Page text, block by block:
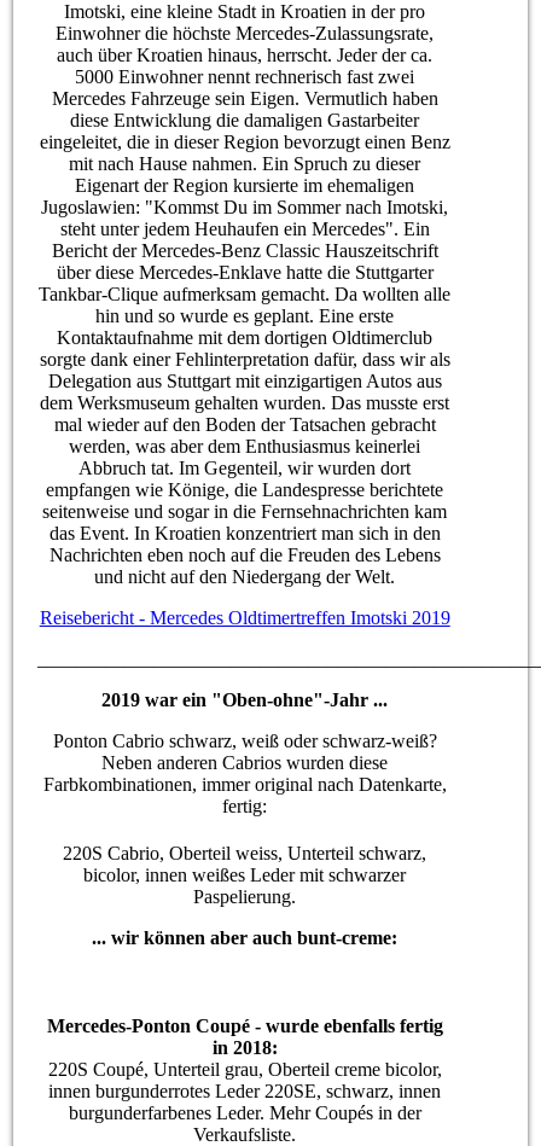
Imotski, eine kleine Stadt in Kroatien in der pro
Einwohner die höchste Mercedes-Zulassungsrate,
auch über Kroatien hinaus, herrscht. Jeder der ca.
5000 Einwohner nennt rechnerisch fast zwei
Mercedes Fahrzeuge sein Eigen. Vermutlich haben
diese Entwicklung die damaligen Gastarbeiter
eingeleitet, die in dieser Region bevorzugt einen Benz
mit nach Hause nahmen. Ein Spruch zu dieser
Eigenart der Region kursierte im ehemaligen
Jugoslawien: "Kommst Du im Sommer nach Imotski,
steht unter jedem Heuhaufen ein Mercedes". Ein
Bericht der Mercedes-Benz Classic Hauszeitschrift
über diese Mercedes-Enklave hatte die Stuttgarter
Tankbar-Clique aufmerksam gemacht. Da wollten alle
hin und so wurde es geplant. Eine erste
Kontaktaufnahme mit dem dortigen Oldtimerclub
sorgte dank einer Fehlinterpretation dafür, dass wir als
Delegation aus Stuttgart mit einzigartigen Autos aus
dem Werksmuseum gehalten wurden. Das musste erst
mal wieder auf den Boden der Tatsachen gebracht
werden, was aber dem Enthusiasmus keinerlei
Abbruch tat. Im Gegenteil, wir wurden dort
empfangen wie Könige, die Landespresse berichtete
seitenweise und sogar in die Fernsehnachrichten kam
das Event. In Kroatien konzentriert man sich in den
Nachrichten eben noch auf die Freuden des Lebens
und nicht auf den Niedergang der Welt.
Reisebericht - Mercedes Oldtimertreffen Imotski 2019
2019 war ein "Oben-ohne"-Jahr ...
Ponton Cabrio schwarz, weiß oder schwarz-weiß?
Neben anderen Cabrios wurden diese
Farbkombinationen, immer original nach Datenkarte,
fertig:
220S Cabrio, Oberteil weiss, Unterteil schwarz,
bicolor, innen weißes Leder mit schwarzer
Paspelierung.
... wir können aber auch bunt-creme:
Mercedes-Ponton Coupé - wurde ebenfalls fertig
in 2018:
220S Coupé, Unterteil grau, Oberteil creme bicolor,
innen burgunderrotes Leder 220SE, schwarz, innen
burgunderfarbenes Leder. Mehr Coupés in der
Verkaufsliste.